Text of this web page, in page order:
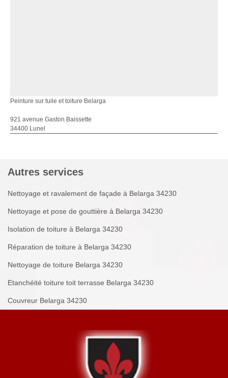
Peinture sur tuile et toiture Belarga
921 avenue Gaston Baissette
34400 Lunel
Autres services
Nettoyage et ravalement de façade à Belarga 34230
Nettoyage et pose de gouttière à Belarga 34230
Isolation de toiture à Belarga 34230
Réparation de toiture à Belarga 34230
Nettoyage de toiture Belarga 34230
Etanchéité toiture toit terrasse Belarga 34230
Couvreur Belarga 34230